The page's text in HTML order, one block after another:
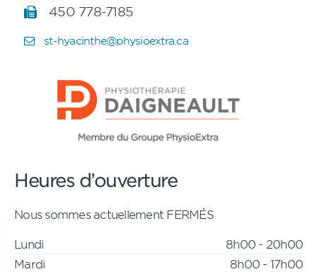
450 778-7185
st-hyacinthe@physioextra.ca
Heures d’ouverture
Nous sommes actuellement FERMÉS
Lundi
8h00 - 20h00
Mardi
8h00 - 17h00